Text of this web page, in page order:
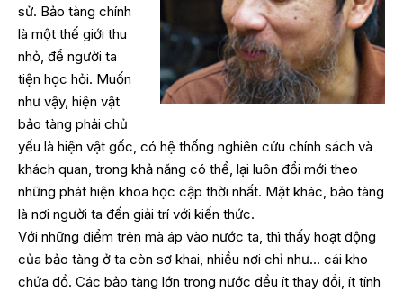
sử. Bảo tàng chính
là một thế giới thu
nhỏ, để người ta
tiện học hỏi. Muốn
như vậy, hiện vật
bảo tàng phải chủ
yếu là hiện vật gốc, có hệ thống nghiên cứu chính sách và
khách quan, trong khả năng có thể, lại luôn đổi mới theo
những phát hiện khoa học cập thời nhất. Mặt khác, bảo tàng
là nơi người ta đến giải trí với kiến thức.
Với những điểm trên mà áp vào nước ta, thì thấy hoạt động
của bảo tàng ở ta còn sơ khai, nhiều nơi chỉ như… cái kho
chứa đồ. Các bảo tàng lớn trong nước đều ít thay đổi, ít tính